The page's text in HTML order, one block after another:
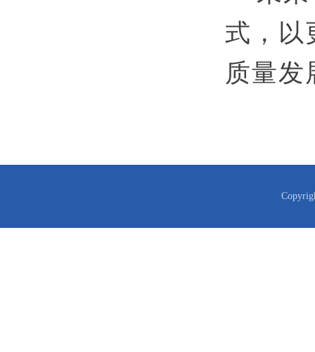
式，以
质量发